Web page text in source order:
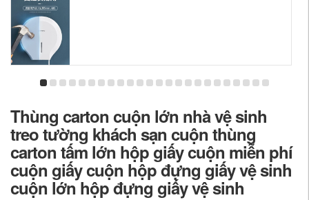
Thùng carton cuộn lớn nhà vệ sinh
treo tường khách sạn cuộn thùng
carton tấm lớn hộp giấy cuộn miễn phí
cuộn giấy cuộn hộp đựng giấy vệ sinh
cuộn lớn hộp đựng giấy vệ sinh